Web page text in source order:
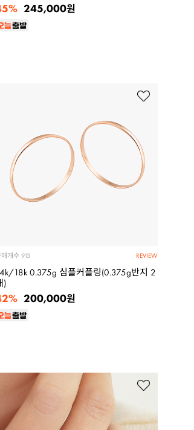
245,000원
REVIEW
매개수 913
18k 0.375g 심플커플링(0.375g반지 2
)
200,000원